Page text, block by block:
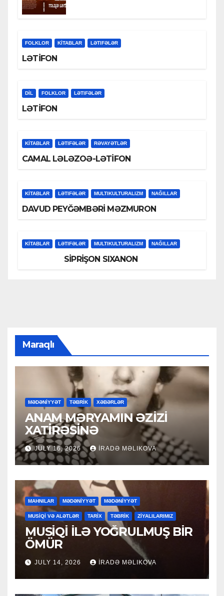
FOLKLOR KİTABLAR LƏTIFƏLƏR
LƏTİFON
DİL FOLKLOR LƏTIFƏLƏR
LƏTİFON
KİTABLAR LƏTIFƏLƏR RƏVAYƏTLƏR
CAMAL LƏLƏZOƏ-LƏTİFON
KİTABLAR LƏTIFƏLƏR MULTIKULTURALIZM NAĞILLAR
DAVUD PEYĞƏMBƏRİ MƏZMURON
KİTABLAR LƏTIFƏLƏR MULTIKULTURALIZM NAĞILLAR
SİPRİŞON SIXANON
Maraqlı
MƏDƏNİYYƏT TƏBRİK XƏBƏRLƏR
ANAM MƏRYAMIN ƏZİZİ
XATİRƏSİNƏ
JULY 16, 2026 İRADƏ MƏLIKOVA
MAHNILAR MƏDƏNİYYƏT MƏDƏNİYYƏT
MUSİQİ VƏ ALƏTLƏR TARİX TƏBRİK ZİYALILARIMIZ
MUSİQİ İLƏ YOĞRULMUŞ BİR
ÖMÜR
JULY 14, 2026 İRADƏ MƏLIKOVA